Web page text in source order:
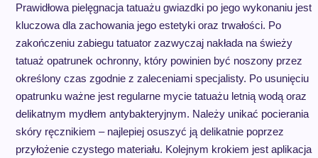
Prawidłowa pielęgnacja tatuażu gwiazdki po jego wykonaniu jest
kluczowa dla zachowania jego estetyki oraz trwałości. Po
zakończeniu zabiegu tatuator zazwyczaj nakłada na świeży
tatuaż opatrunek ochronny, który powinien być noszony przez
określony czas zgodnie z zaleceniami specjalisty. Po usunięciu
opatrunku ważne jest regularne mycie tatuażu letnią wodą oraz
delikatnym mydłem antybakteryjnym. Należy unikać pocierania
skóry ręcznikiem – najlepiej osuszyć ją delikatnie poprzez
przyłożenie czystego materiału. Kolejnym krokiem jest aplikacja